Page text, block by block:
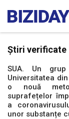
Știri verificate
SUA. Un
Universitatea
o nouă
suprafețelor
a
unor substanțe